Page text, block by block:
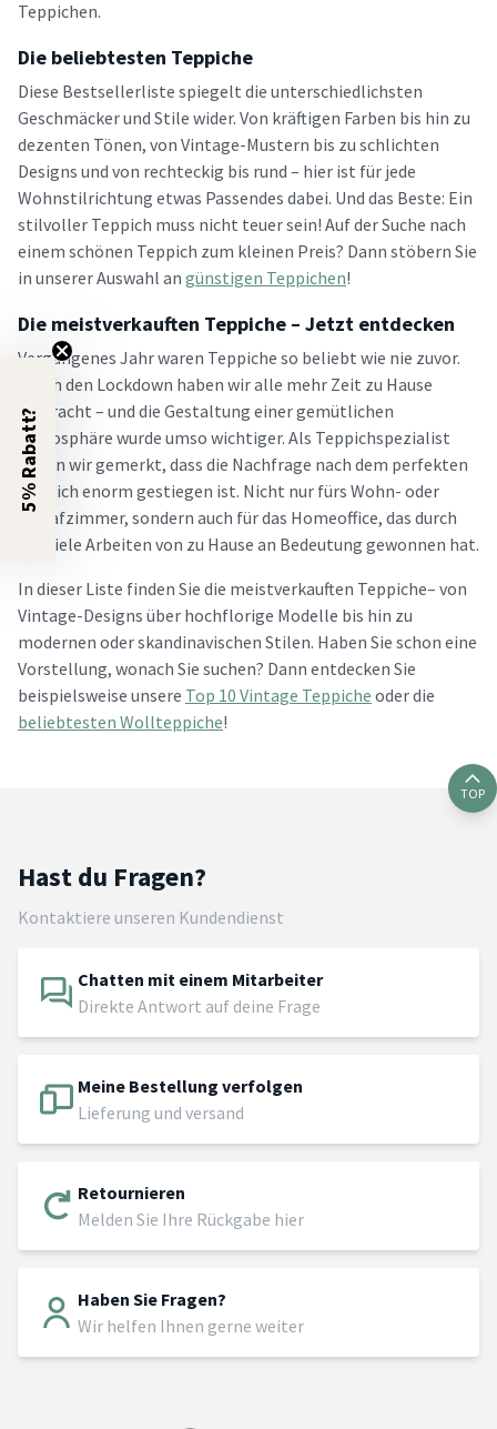
Teppichen.
Die beliebtesten Teppiche
Diese Bestsellerliste spiegelt die unterschiedlichsten
Geschmäcker und Stile wider. Von kräftigen Farben bis hin zu
dezenten Tönen, von Vintage-Mustern bis zu schlichten
Designs und von rechteckig bis rund – hier ist für jede
Wohnstilrichtung etwas Passendes dabei. Und das Beste: Ein
stilvoller Teppich muss nicht teuer sein! Auf der Suche nach
einem schönen Teppich zum kleinen Preis? Dann stöbern Sie
in unserer Auswahl an günstigen Teppichen!
Die meistverkauften Teppiche – Jetzt entdecken
Vergangenes Jahr waren Teppiche so beliebt wie nie zuvor.
Durch den Lockdown haben wir alle mehr Zeit zu Hause
verbracht – und die Gestaltung einer gemütlichen
Atmosphäre wurde umso wichtiger. Als Teppichspezialist
haben wir gemerkt, dass die Nachfrage nach dem perfekten
Teppich enorm gestiegen ist. Nicht nur fürs Wohn- oder
Schlafzimmer, sondern auch für das Homeoffice, das durch
das viele Arbeiten von zu Hause an Bedeutung gewonnen hat.
In dieser Liste finden Sie die meistverkauften Teppiche– von
Vintage-Designs über hochflorige Modelle bis hin zu
modernen oder skandinavischen Stilen. Haben Sie schon eine
Vorstellung, wonach Sie suchen? Dann entdecken Sie
beispielsweise unsere Top 10 Vintage Teppiche oder die
beliebtesten Wollteppiche!
TOP
Hast du Fragen?
Kontaktiere unseren Kundendienst
Chatten mit einem Mitarbeiter
Direkte Antwort auf deine Frage
Meine Bestellung verfolgen
Lieferung und versand
Retournieren
Melden Sie Ihre Rückgabe hier
Haben Sie Fragen?
Wir helfen Ihnen gerne weiter
5% Rabatt?